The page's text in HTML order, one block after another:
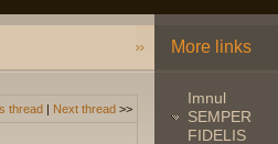
thread | Next thread >>
More links
Imnul
SEMPER
FIDELIS